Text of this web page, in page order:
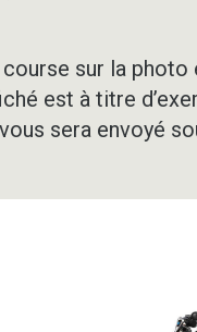
sur la photo
est à titre
sera envoyé